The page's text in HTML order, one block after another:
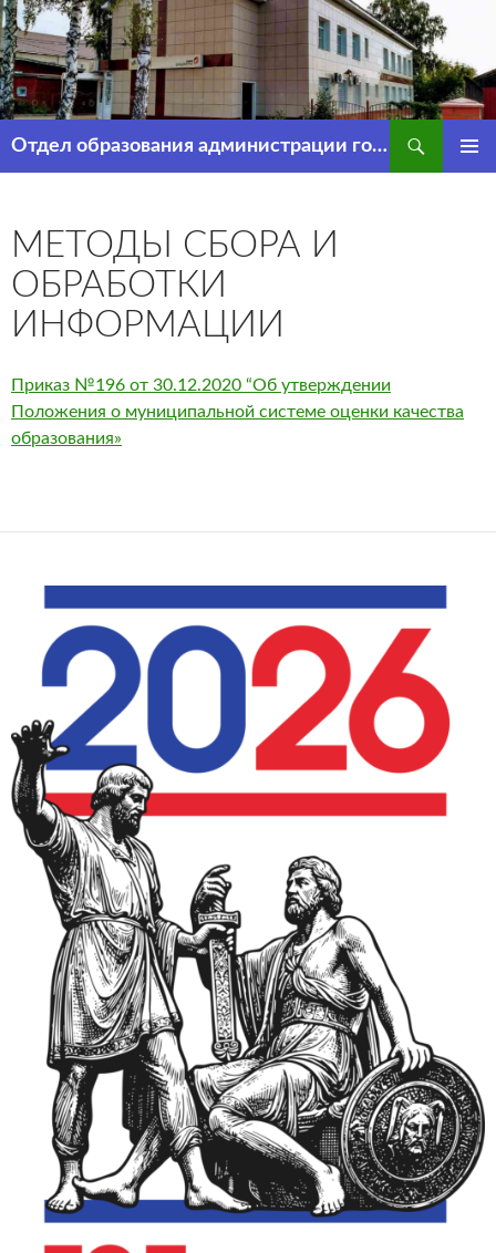
Перейти
к
содержимому
Отдел образования администрации города Рассказово
МЕТОДЫ СБОРА И
ОБРАБОТКИ
ИНФОРМАЦИИ
Приказ №196 от 30.12.2020 “Об утверждении
Положения о муниципальной системе оценки качества
образования»